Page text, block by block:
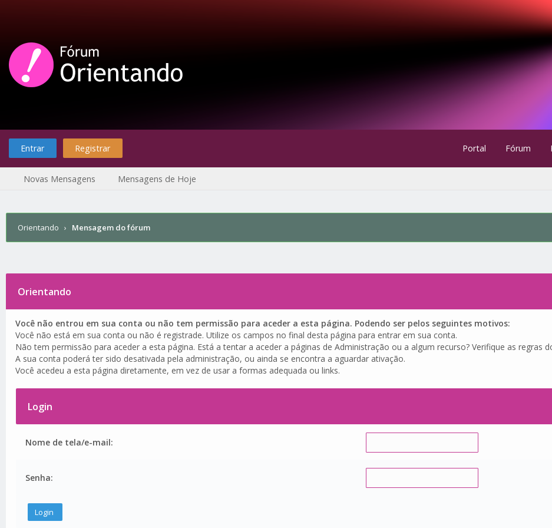
Entrar Registrar Portal Fórum
Novas Mensagens Mensagens de Hoje
Orientando › Mensagem do fórum
Orientando
Você não entrou em sua conta ou não tem permissão para aceder a esta página. Podendo ser pelos seguintes motivos:
Você não está em sua conta ou não é registrade. Utilize os campos no final desta página para entrar em sua conta.
Não tem permissão para aceder a esta página. Está a tentar a aceder a páginas de Administração ou a algum recurso? Verifique as regras
A sua conta poderá ter sido desativada pela administração, ou ainda se encontra a aguardar ativação.
Você acedeu a esta página diretamente, em vez de usar a formas adequada ou links.
Login
Nome de tela/e-mail:
Senha: